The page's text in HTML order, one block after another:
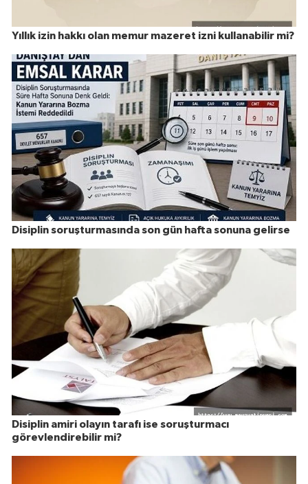
Yıllık izin hakkı olan memur mazeret izni kullanabilir mi?
Disiplin soruşturmasında son gün hafta sonuna gelirse
Disiplin amiri olayın tarafı ise soruşturmacı
görevlendirebilir mi?